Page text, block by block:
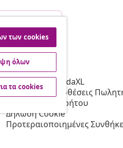
vidaXL
Σχετικά με τη vidaXL
Όροι & Προϋποθέσεις
Πολιτική απορρήτου
Δήλωση Cookie
Προτεραιοποιημένες
των cookies
όλων
τα cookies